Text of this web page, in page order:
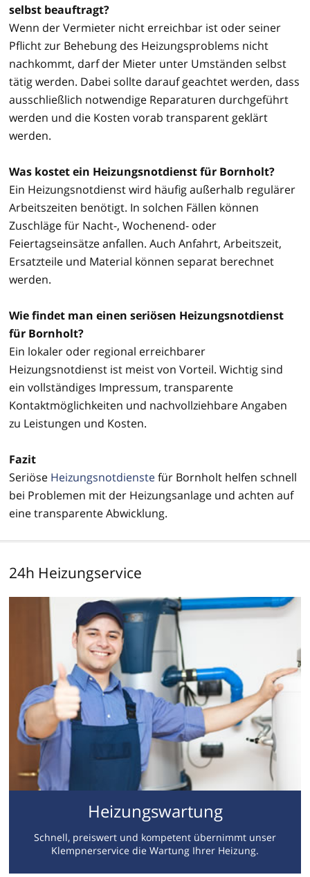
selbst beauftragt?
Wenn der Vermieter nicht erreichbar ist oder seiner
Pflicht zur Behebung des Heizungsproblems nicht
nachkommt, darf der Mieter unter Umständen selbst
tätig werden. Dabei sollte darauf geachtet werden, dass
ausschließlich notwendige Reparaturen durchgeführt
werden und die Kosten vorab transparent geklärt
werden.
Was kostet ein Heizungsnotdienst für Bornholt?
Ein Heizungsnotdienst wird häufig außerhalb regulärer
Arbeitszeiten benötigt. In solchen Fällen können
Zuschläge für Nacht-, Wochenend- oder
Feiertagseinsätze anfallen. Auch Anfahrt, Arbeitszeit,
Ersatzteile und Material können separat berechnet
werden.
Wie findet man einen seriösen Heizungsnotdienst
für Bornholt?
Ein lokaler oder regional erreichbarer
Heizungsnotdienst ist meist von Vorteil. Wichtig sind
ein vollständiges Impressum, transparente
Kontaktmöglichkeiten und nachvollziehbare Angaben
zu Leistungen und Kosten.
Fazit
Seriöse Heizungsnotdienstefür Bornholt helfen schnell
bei Problemen mit der Heizungsanlage und achten auf
eine transparente Abwicklung.
24h Heizungservice
Heizungswartung
Schnell, preiswert und kompetent übernimmt unser
Klempnerservice die Wartung Ihrer Heizung.